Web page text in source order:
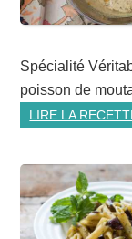
Spécialité
poisson de
LIRE LA